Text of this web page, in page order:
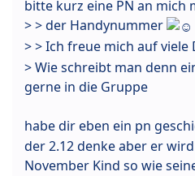
bitte kurz eine PN an mich
> > der Handynummer
> > Ich freue mich auf viele
> Wie schreibt man denn
gerne in die Gruppe
habe dir eben ein pn
der 2.12 denke aber er
November Kind so wie